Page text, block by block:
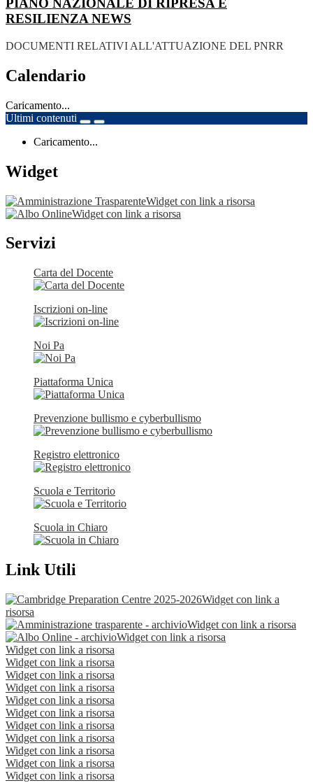
PIANO NAZIONALE DI RIPRESA E
RESILIENZA NEWS
DOCUMENTI RELATIVI ALL'ATTUAZIONE DEL PNRR
Calendario
Caricamento...
Ultimi contenuti
Caricamento...
Widget
Widget con link a risorsa
Widget con link a risorsa
Servizi
Carta del Docente
Iscrizioni on-line
Noi Pa
Piattaforma Unica
Prevenzione bullismo e cyberbullismo
Registro elettronico
Scuola e Territorio
Scuola in Chiaro
Link Utili
Widget con link a
risorsa
Widget con link a risorsa
Widget con link a risorsa
Widget con link a risorsa
Widget con link a risorsa
Widget con link a risorsa
Widget con link a risorsa
Widget con link a risorsa
Widget con link a risorsa
Widget con link a risorsa
Widget con link a risorsa
Widget con link a risorsa
Widget con link a risorsa
Widget con link a risorsa